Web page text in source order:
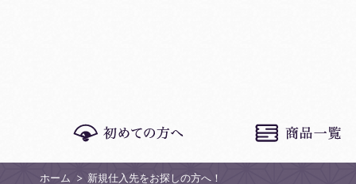
ホーム 新規仕入先をお探しの方へ！